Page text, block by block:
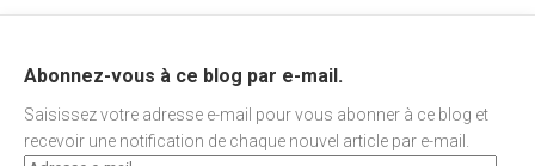
Abonnez-vous à ce blog par e-mail.
Saisissez votre adresse e-mail pour vous abonner à ce blog et
recevoir une notification de chaque nouvel article par e-mail.